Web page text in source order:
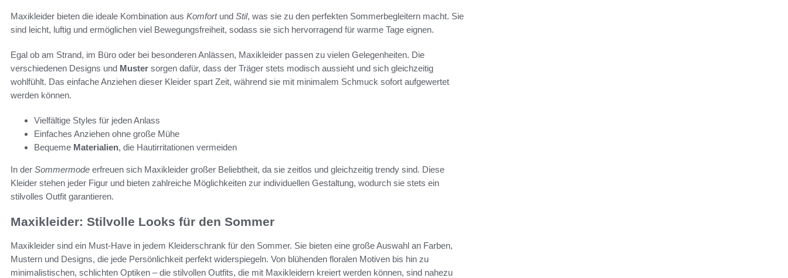
Maxikleider bieten die ideale Kombination aus Komfortund Stil, was sie zu den perfekten Sommerbegleitern macht. Sie
sind leicht, luftig und ermöglichen viel Bewegungsfreiheit, sodass sie sich hervorragend für warme Tage eignen.
Egal ob am Strand, im Büro oder bei besonderen Anlässen, Maxikleider passen zu vielen Gelegenheiten. Die
verschiedenen Designs und Muster sorgen dafür, dass der Träger stets modisch aussieht und sich gleichzeitig
wohlfühlt. Das einfache Anziehen dieser Kleider spart Zeit, während sie mit minimalem Schmuck sofort aufgewertet
werden können.
Vielfältige Styles für jeden Anlass
Einfaches Anziehen ohne große Mühe
Bequeme Materialien, die Hautirritationen vermeiden
In der Sommermode erfreuen sich Maxikleider großer Beliebtheit, da sie zeitlos und gleichzeitig trendy sind. Diese
Kleider stehen jeder Figur und bieten zahlreiche Möglichkeiten zur individuellen Gestaltung, wodurch sie stets ein
stilvolles Outfit garantieren.
Maxikleider: Stilvolle Looks für den Sommer
Maxikleider sind ein Must-Have in jedem Kleiderschrank für den Sommer. Sie bieten eine große Auswahl an Farben,
Mustern und Designs, die jede Persönlichkeit perfekt widerspiegeln. Von blühenden floralen Motiven bis hin zu
minimalistischen, schlichten Optiken – die stilvollen Outfits, die mit Maxikleidern kreiert werden können, sind nahezu